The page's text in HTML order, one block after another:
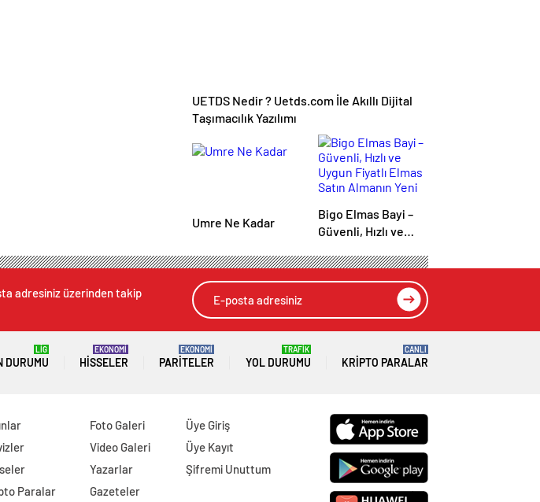
UETDS Nedir ? Uetds.com İle Akıllı Dijital
Taşımacılık Yazılımı
Umre Ne Kadar
Bigo Elmas Bayi –
Güvenli, Hızlı ve
Satın Almanın Yeni
Adresi
adresiniz üzerinden takip
DURUMU
LİG
HISSELER
EKONOMİ
PARITELER
EKONOMİ
YOL DURUMU
TRAFİK
KRIPTO PARALAR
CANLI
Paralar
Foto Galeri
Video Galeri
Yazarlar
Gazeteler
Üye Giriş
Üye Kayıt
Şifremi Unuttum